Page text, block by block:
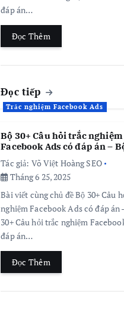
đáp án…
Đọc Thêm
Đọc tiếp
Trắc nghiệm Facebook Ads
Bộ 30+ Câu hỏi trắc nghiệm
Facebook Ads có đáp án –
Tác giả: Võ Việt Hoàng SEO
Tháng 6 25, 2025
Bài viết cùng chủ đề Bộ 30+ Câu
nghiệm Facebook Ads có đáp án
30+ Câu hỏi trắc nghiệm
đáp án…
Đọc Thêm